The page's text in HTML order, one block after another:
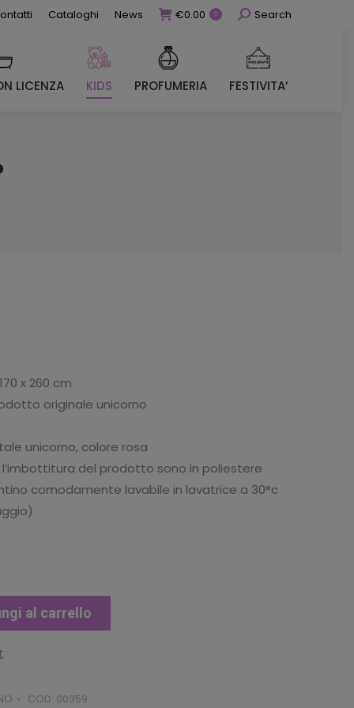
Cataloghi News €0.00 0 CercaSearch
LICENZA KIDS PROFUMERIA FESTIVITA’
x 260 cm
originale unicorno
unicorno, colore rosa
del prodotto sono in poliestere
comodamente lavabile in lavatrice a 30°c
al carrello
COD: 00359
LICENZA KIDS PROFUMERIA FESTIVITA’